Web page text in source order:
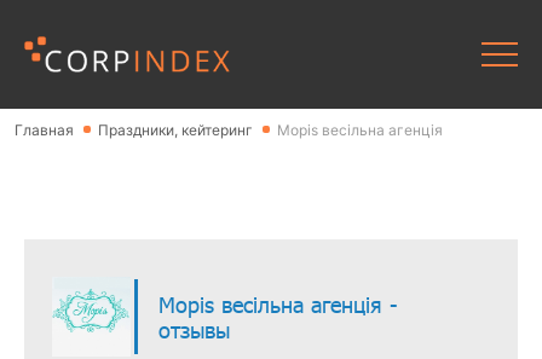
Главная Праздники, кейтеринг Mopis весільна агенція
Mopis весільна агенція -
отзывы